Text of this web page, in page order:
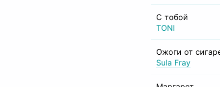
С тобой
TONI
Ожоги от
Sula Fray